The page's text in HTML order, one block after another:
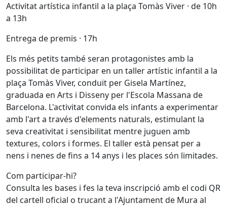
Activitat artística infantil a la plaça Tomàs Viver · de 10h
a 13h
Entrega de premis · 17h
Els més petits també seran protagonistes amb la
possibilitat de participar en un taller artístic infantil a la
plaça Tomàs Viver, conduït per Gisela Martínez,
graduada en Arts i Disseny per l'Escola Massana de
Barcelona. L'activitat convida els infants a experimentar
amb l'art a través d'elements naturals, estimulant la
seva creativitat i sensibilitat mentre juguen amb
textures, colors i formes. El taller està pensat per a
nens i nenes de fins a 14 anys i les places són limitades.
Com participar-hi?
Consulta les bases i fes la teva inscripció amb el codi QR
del cartell oficial o trucant a l'Ajuntament de Mura al